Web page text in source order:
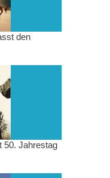
den
50. Jahrestag